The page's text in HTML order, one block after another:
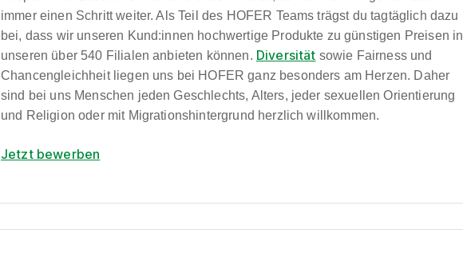
immer einen Schritt weiter. Als Teil des HOFER Teams trägst du tagtäglich dazu
bei, dass wir unseren Kund:innen hochwertige Produkte zu günstigen Preisen in
unseren über 540 Filialen anbieten können. Diversität sowie Fairness und
Chancengleichheit liegen uns bei HOFER ganz besonders am Herzen. Daher
sind bei uns Menschen jeden Geschlechts, Alters, jeder sexuellen Orientierung
und Religion oder mit Migrationshintergrund herzlich willkommen.
Jetzt bewerben